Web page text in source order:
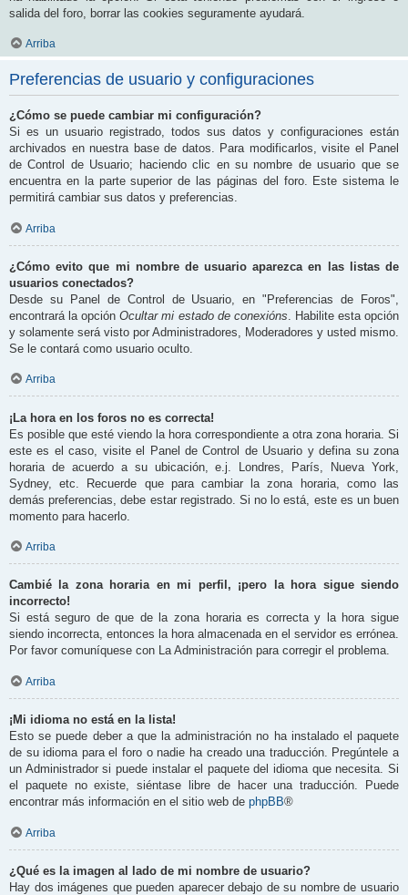
salida del foro, borrar las cookies seguramente ayudará.
Arriba
Preferencias de usuario y configuraciones
¿Cómo se puede cambiar mi configuración?
Si es un usuario registrado, todos sus datos y configuraciones están
archivados en nuestra base de datos. Para modificarlos, visite el Panel
de Control de Usuario; haciendo clic en su nombre de usuario que se
encuentra en la parte superior de las páginas del foro. Este sistema le
permitirá cambiar sus datos y preferencias.
Arriba
¿Cómo evito que mi nombre de usuario aparezca en las listas de
usuarios conectados?
Desde su Panel de Control de Usuario, en "Preferencias de Foros",
encontrará la opciónOcultar mi estado de conexións . Habilite esta opción
y solamente será visto por Administradores, Moderadores y usted mismo.
Se le contará como usuario oculto.
Arriba
¡La hora en los foros no es correcta!
Es posible que esté viendo la hora correspondiente a otra zona horaria. Si
este es el caso, visite el Panel de Control de Usuario y defina su zona
horaria de acuerdo a su ubicación, e.j. Londres, París, Nueva York,
Sydney, etc. Recuerde que para cambiar la zona horaria, como las
demás preferencias, debe estar registrado. Si no lo está, este es un buen
momento para hacerlo.
Arriba
Cambié la zona horaria en mi perfil, ¡pero la hora sigue siendo
incorrecto!
Si está seguro de que de la zona horaria es correcta y la hora sigue
siendo incorrecta, entonces la hora almacenada en el servidor es errónea.
Por favor comuníquese con La Administración para corregir el problema.
Arriba
¡Mi idioma no está en la lista!
Esto se puede deber a que la administración no ha instalado el paquete
de su idioma para el foro o nadie ha creado una traducción. Pregúntele a
un Administrador si puede instalar el paquete del idioma que necesita. Si
el paquete no existe, siéntase libre de hacer una traducción. Puede
encontrar más información en el sitio web de phpBB®
Arriba
¿Qué es la imagen al lado de mi nombre de usuario?
Hay dos imágenes que pueden aparecer debajo de su nombre de usuario